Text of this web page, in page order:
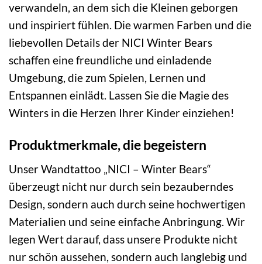
verwandeln, an dem sich die Kleinen geborgen
und inspiriert fühlen. Die warmen Farben und die
liebevollen Details der NICI Winter Bears
schaffen eine freundliche und einladende
Umgebung, die zum Spielen, Lernen und
Entspannen einlädt. Lassen Sie die Magie des
Winters in die Herzen Ihrer Kinder einziehen!
Produktmerkmale, die begeistern
Unser Wandtattoo „NICI – Winter Bears“
überzeugt nicht nur durch sein bezauberndes
Design, sondern auch durch seine hochwertigen
Materialien und seine einfache Anbringung. Wir
legen Wert darauf, dass unsere Produkte nicht
nur schön aussehen, sondern auch langlebig und